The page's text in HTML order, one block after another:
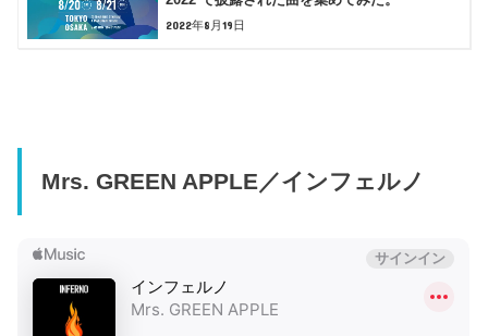
2022年8月19日
Mrs. GREEN APPLE／インフェルノ